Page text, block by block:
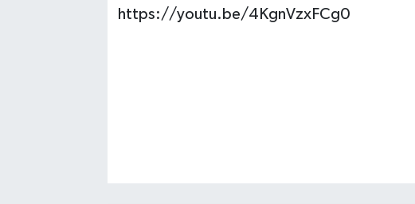
https://youtu.be/4KgnVzxFCg0